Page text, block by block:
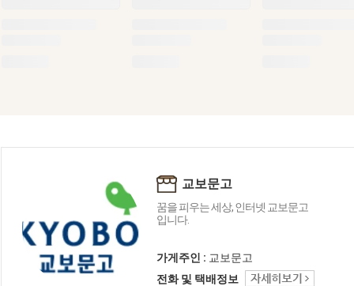
교보문고
꿈을 피우는 세상, 인터넷 교보문고
입니다.
가게주인 : 교보문고
전화 및 택배정보